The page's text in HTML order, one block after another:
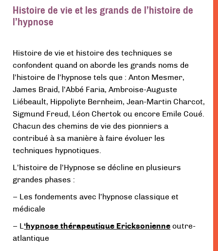
Histoire de vie et les grands de l’histoire de
l’hypnose
Histoire de vie et histoire des techniques se
confondent quand on aborde les grands noms de
l’histoire de l’hypnose tels que : Anton Mesmer,
James Braid, l’Abbé Faria, Ambroise-Auguste
Liébeault, Hippoliyte Bernheim, Jean-Martin Charcot,
Sigmund Freud, Léon Chertok ou encore Emile Coué.
Chacun des chemins de vie des pionniers a
contribué à sa manière à faire évoluer les
techniques hypnotiques.
L’histoire de l’Hypnose se décline en plusieurs
grandes phases :
– Les fondements avec l’hypnose classique et
médicale
– L ‘hypnose thérapeutique Ericksonienne outre-
atlantique